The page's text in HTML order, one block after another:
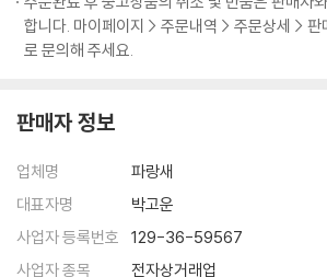
합니다. 마이페이지 > 주문내역 > 주문상세 >
로 문의해 주세요.
판매자 정보
업체명
파랑새
대표자명
박고운
사업자 등록번호
129-36-59567
사업자 종목
전자상거래업